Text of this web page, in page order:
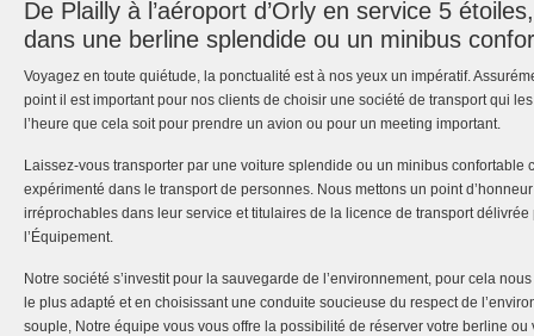
De Plailly à l’aéroport d’Orly en service 5
dans une berline splendide ou un minibus
Voyagez en toute quiétude, la ponctualité est à nos yeux un impératif.
point il est important pour nos clients de choisir une société de transport qui
l’heure que cela soit pour prendre un avion ou pour un meeting important.
Laissez-vous transporter par une voiture splendide ou un minibus confortable
expérimenté dans le transport de personnes. Nous mettons un point
irréprochables dans leur service et titulaires de la licence de transport
l’Équipement.
Notre société s’investit pour la sauvegarde de l’environnement, pour cela
le plus adapté et en choisissant une conduite soucieuse du respect de
souple, Notre équipe vous vous offre la possibilité de réserver votre berline ou